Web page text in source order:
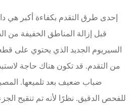
إحدى طرق التقدم بكفاءة أكبر هي
قبل إزالة المناطق الخفيفة من
السيريوم الجديد الذي يحتوي على
من التقدم. قد تكون هناك حاجة
ضباب ضعيف بعد تلميعها.
للفحص الدقيق. نظرًا لأنه تم تنقيح